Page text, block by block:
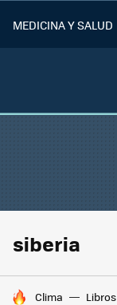
MEDICINA Y SALUD
siberia
HOY SE HABLA DE
Clima Libros